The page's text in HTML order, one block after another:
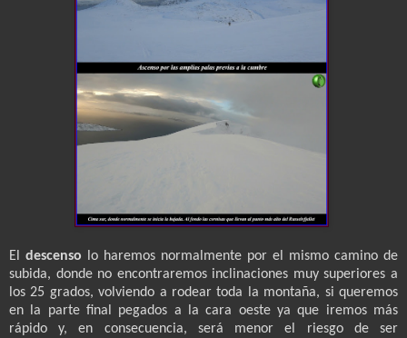
El descenso lo haremos normalmente por el mismo camino de
subida, donde no encontraremos inclinaciones muy superiores a
los 25 grados, volviendo a rodear toda la montaña, si queremos
en la parte final pegados a la cara oeste ya que iremos más
rápido y, en consecuencia, será menor el riesgo de ser